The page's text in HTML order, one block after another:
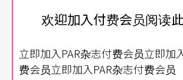
带有浓浓的怀古风情。「俗搁有力」
点开Youtube舞团宣传微电影，是飞
欢迎加入付费会员阅读
立即加入PAR杂志付费会员立即加
费会员立即加入PAR杂志付费会员